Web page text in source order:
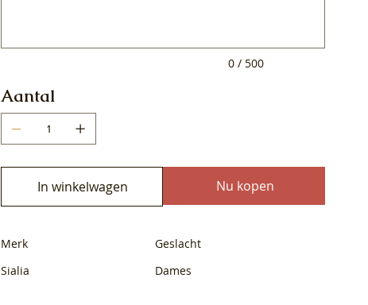
0 / 500
Aantal
In winkelwagen Nu kopen
Merk
Sialia
Geslacht
Dames